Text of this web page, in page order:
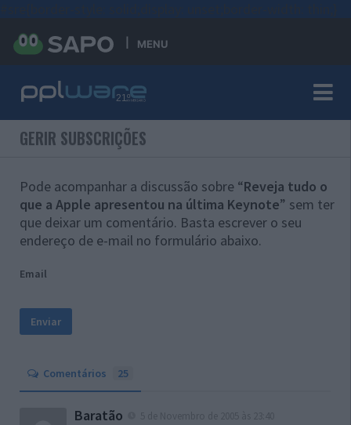
MENU
GERIR SUBSCRIÇÕES
Pode acompanhar a discussão sobre “Reveja tudo o
que a Apple apresentou na última Keynote” sem ter
que deixar um comentário. Basta escrever o seu
endereço de e-mail no formulário abaixo.
Email
Comentários 25
Baratão